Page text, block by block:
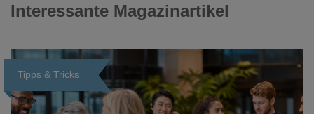
Interessante Magazinartikel
Tipps & Tricks